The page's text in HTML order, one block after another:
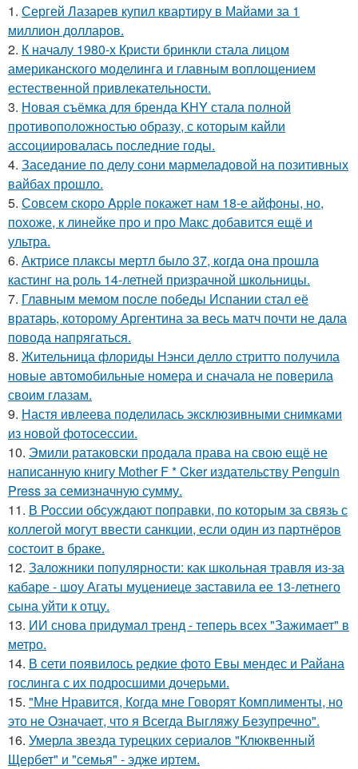
1. Сергей Лазарев купил квартиру в Майами за 1
миллион долларов.
2. К началу 1980-х Кристи бринкли стала лицом
американского моделинга и главным воплощением
естественной привлекательности.
3. Новая съёмка для бренда KHY стала полной
противоположностью образу, с которым кайли
ассоциировалась последние годы.
4. Заседание по делу сони мармеладовой на позитивных
вайбах прошло.
5. Совсем скоро Apple покажет нам 18-е айфоны, но,
похоже, к линейке про и про Макс добавится ещё и
ультра.
6. Актрисе плаксы мертл было 37, когда она прошла
кастинг на роль 14-летней призрачной школьницы.
7. Главным мемом после победы Испании стал её
вратарь, которому Аргентина за весь матч почти не дала
повода напрягаться.
8. Жительница флориды Нэнси делло стритто получила
новые автомобильные номера и сначала не поверила
своим глазам.
9. Настя ивлеева поделилась эксклюзивными снимками
из новой фотосессии.
10. Эмили ратаковски продала права на свою ещё не
написанную книгу Mother F * Cker издательству Penguin
Press за семизначную сумму.
11. В России обсуждают поправки, по которым за связь с
коллегой могут ввести санкции, если один из партнёров
состоит в браке.
12. Заложники популярности: как школьная травля из-за
кабаре - шоу Агаты муцениеце заставила ее 13-летнего
сына уйти к отцу.
13. ИИ снова придумал тренд - теперь всех "Зажимает" в
метро.
14. В сети появилось редкие фото Евы мендес и Райана
гослинга с их подросшими дочерьми.
15. "Мне Нравится, Когда мне Говорят Комплименты, но
это не Означает, что я Всегда Выгляжу Безупречно".
16. Умерла звезда турецких сериалов "Клюквенный
Щербет" и "семья" - эдже иртем.